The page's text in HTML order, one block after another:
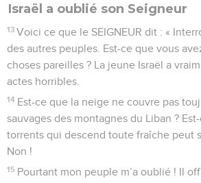
Israël a oublié son Seigneur
13 Voici ce que le SEIGNEUR dit : «
des autres peuples. Est-ce que vous
choses pareilles ? La jeune Israël a
actes horribles.
14 Est-ce que la neige ne couvre pas
sauvages des montagnes du Liban ?
torrents qui descend toute fraîche peut
Non !
15 Pourtant mon peuple m’a oublié ! Il